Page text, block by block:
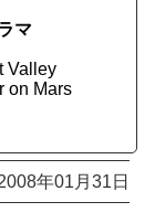
マ
Valley
on Mars
年01月31日